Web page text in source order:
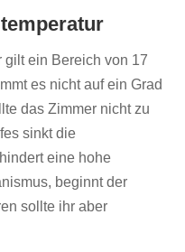
ein Bereich von 17
es nicht auf ein Grad
das Zimmer nicht zu
sinkt die
eine hohe
beginnt der
sollte ihr aber